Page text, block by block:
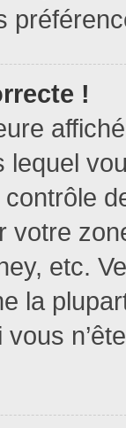
!
lequel
votre
etc.
la